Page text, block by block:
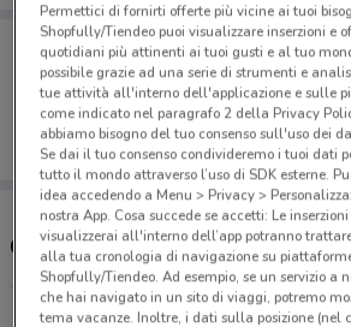
Porta DoveConviene sempre
Puoi trovare le migliori offerte
salvarle e creare la tua lista del
dal tuo cellulare.
SCARICA
Orari e Negozi Coop
Via Po' San Giovanni Teatino
Permettici di fornirti offerte più vicine ai tuoi
Shopfully/Tiendeo puoi visualizzare inserzioni e
quotidiani più attinenti ai tuoi gusti e al tuo
possibile grazie ad una serie di strumenti e
tue attività all'interno dell'applicazione e sulle
come indicato nel paragrafo 2 della Privacy
abbiamo bisogno del tuo consenso sull'uso dei
Se dai il tuo consenso condivideremo i tuoi dati
tutto il mondo attraverso l’uso di SDK esterne.
idea accedendo a Menu > Privacy >
nostra App. Cosa succede se accetti: Le
visualizzerai all'interno dell’app potranno
alla tua cronologia di navigazione su
Shopfully/Tiendeo. Ad esempio, se un servizio a
che hai navigato in un sito di viaggi, potremo
tema vacanze. Inoltre, i dati sulla posizione (nel